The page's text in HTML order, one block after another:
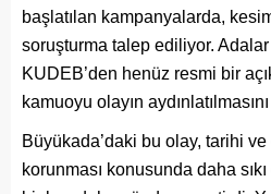
başlatılan kampanyalarda,
soruşturma talep ediliyor.
KUDEB’den henüz resmi bir
kamuoyu olayın
Büyükada’daki bu olay, tarihi ve
korunması konusunda daha